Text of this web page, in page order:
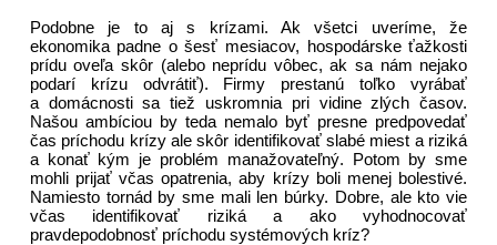
Podobne je to aj s krízami. Ak všetci uveríme, že
ekonomika padne o šesť mesiacov, hospodárske ťažkosti
prídu oveľa skôr (alebo neprídu vôbec, ak sa nám nejako
podarí krízu odvrátiť). Firmy prestanú toľko vyrábať
a domácnosti sa tiež uskromnia pri vidine zlých časov.
Našou ambíciou by teda nemalo byť presne predpovedať
čas príchodu krízy ale skôr identifikovať slabé miest a riziká
a konať kým je problém manažovateľný. Potom by sme
mohli prijať včas opatrenia, aby krízy boli menej bolestivé.
Namiesto tornád by sme mali len búrky. Dobre, ale kto vie
včas identifikovať riziká a ako vyhodnocovať
pravdepodobnosť príchodu systémových kríz?